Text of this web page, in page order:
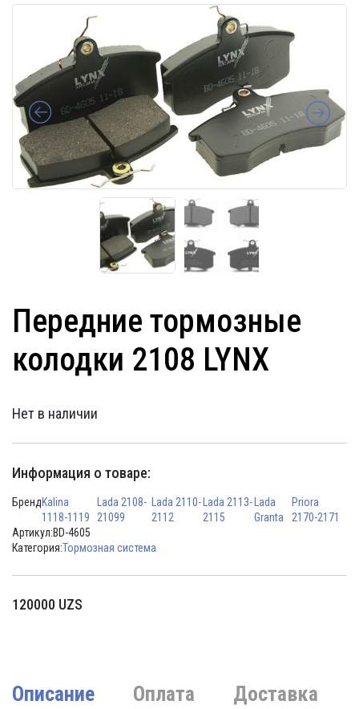
Передние тормозные
колодки 2108 LYNX
Нет в наличии
Информация о товаре:
БрендKalina
1118-1119
Lada 2108-
21099
Lada 2110-
2112
Lada 2113-
2115
Lada
Granta
Priora
2170-2171
Артикул:BD-4605
Категория:Тормозная система
120000 UZS
Описание Оплата Доставка